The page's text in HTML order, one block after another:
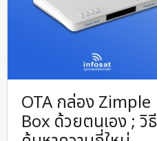
OTA กล่อง Zimple
Box ด้วยตนเอง ; วิธี